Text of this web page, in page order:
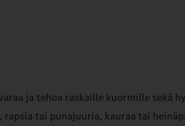
ja tehoa raskaille kuormille sekä
tai punajuuria, kauraa tai